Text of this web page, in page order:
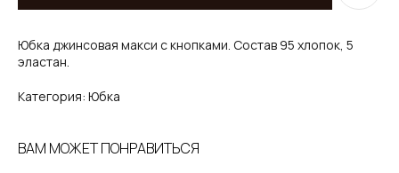
Юбка джинсовая макси с кнопками. Состав 95 хлопок, 5
эластан.
Категория: Юбка
ВАМ МОЖЕТ ПОНРАВИТЬСЯ